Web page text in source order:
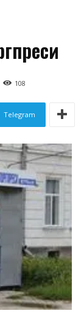
108
Telegram